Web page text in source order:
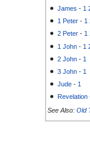
James - 1
1 Peter - 1
2 Peter -1
1 John - 1
2 John - 1
3 John - 1
Jude - 1
Revelation
See Also: Old